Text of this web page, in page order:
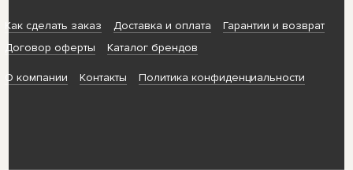
Как сделать заказ Доставка и оплата
Гарантии и возврат
Договор оферты
Каталог брендов
О компании Контакты Политика конфиденциальности